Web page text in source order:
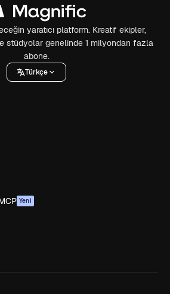
yaratıcı platform. Kreatif ekipler,
stüdyolar genelinde 1 milyondan fazla
abone.
Türkçe
Yeni